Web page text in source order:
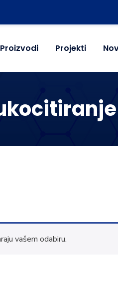
Proizvodi Projekti
vašem odabiru.